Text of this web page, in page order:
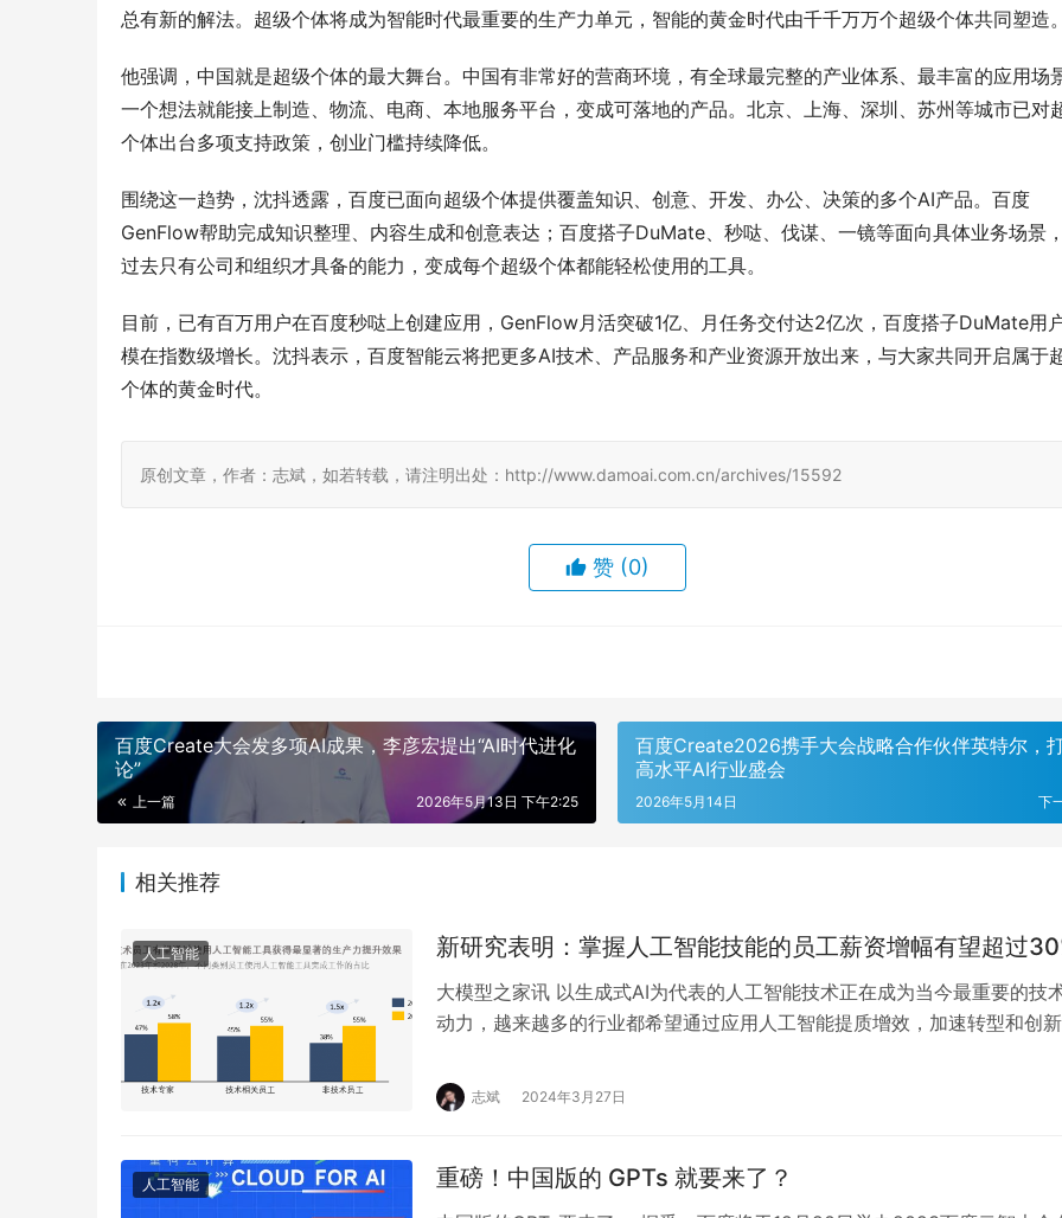
总有新的解法。超级个体将成为智能时代最重要的生产力单元，智能的黄金时代由千千万万个超级个体共同塑造。
他强调，中国就是超级个体的最大舞台。中国有非常好的营商环境，有全球最完整的产业体系、最丰富的应用场
一个想法就能接上制造、物流、电商、本地服务平台，变成可落地的产品。北京、上海、深圳、苏州等城市已对
个体出台多项支持政策，创业门槛持续降低。
围绕这一趋势，沈抖透露，百度已面向超级个体提供覆盖知识、创意、开发、办公、决策的多个AI产品。百度
GenFlow帮助完成知识整理、内容生成和创意表达；百度搭子DuMate、秒哒、伐谋、一镜等面向具体业务场景
过去只有公司和组织才具备的能力，变成每个超级个体都能轻松使用的工具。
目前，已有百万用户在百度秒哒上创建应用，GenFlow月活突破1亿、月任务交付达2亿次，百度搭子DuMate用
模在指数级增长。沈抖表示，百度智能云将把更多AI技术、产品服务和产业资源开放出来，与大家共同开启属于
个体的黄金时代。
原创文章，作者：志斌，如若转载，请注明出处：http://www.damoai.com.cn/archives/15592
赞 (0)
百度Create大会发多项AI成果，李彦宏提出“AI时代进化
论”
上一篇 2026年5月13日 下午2:25
百度Create2026携手大会战略合作伙伴英特尔，
高水平AI行业盛会
下
2026年5月14日
相关推荐
人工智能 新研究表明：掌握人工智能技能的员工薪资增幅有望超过
大模型之家讯 以生成式AI为代表的人工智能技术正在成为当今最重要的技
动力，越来越多的行业都希望通过应用人工智能提质增效，加速转型和创新
志斌 2024年3月27日
人工智能 重磅！中国版的 GPTs 就要来了？